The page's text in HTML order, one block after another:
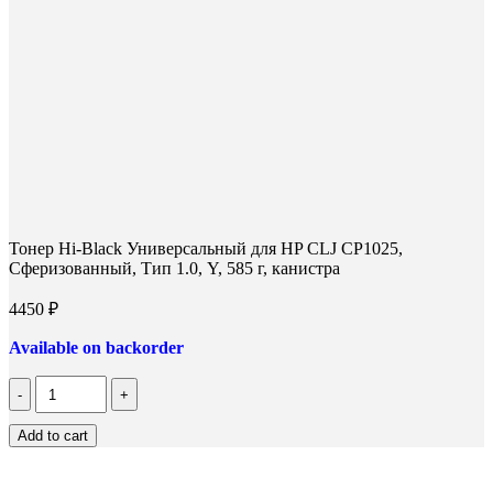
Тонер Hi-Black Универсальный для HP CLJ CP1025,
Сферизованный, Тип 1.0, Y, 585 г, канистра
4450 ₽
Available on backorder
Количество
Тонер
Hi-
Black
Add to cart